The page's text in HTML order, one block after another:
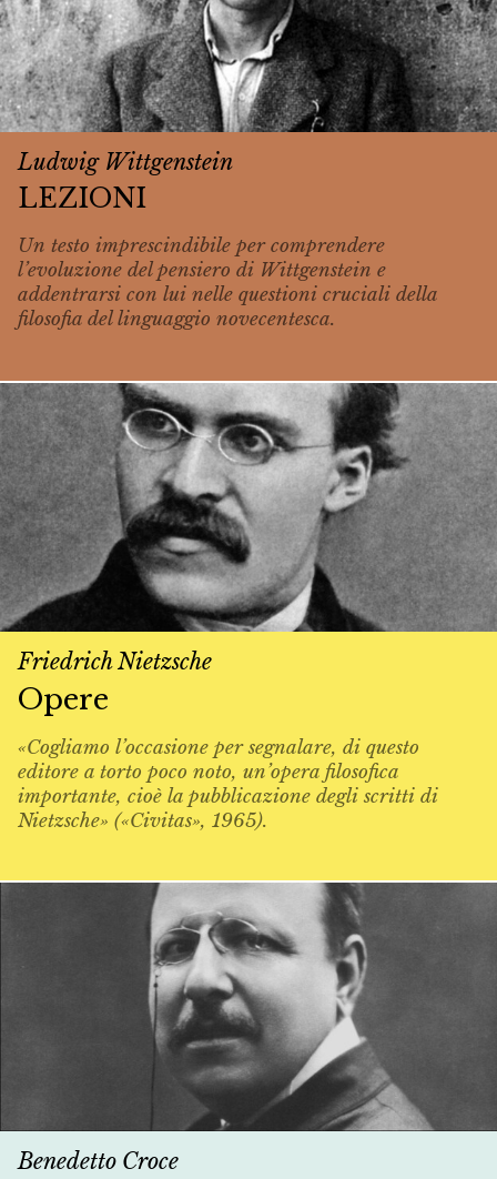
Ludwig Wittgenstein
LEZIONI
Un testo imprescindibile per comprendere
l’evoluzione del pensiero di Wittgenstein e
addentrarsi con lui nelle questioni cruciali della
filosofia del linguaggio novecentesca.
Friedrich Nietzsche
Opere
«Cogliamo l’occasione per segnalare, di questo
editore a torto poco noto, un’opera filosofica
importante, cioè la pubblicazione degli scritti di
Nietzsche» («Civitas», 1965).
Benedetto Croce